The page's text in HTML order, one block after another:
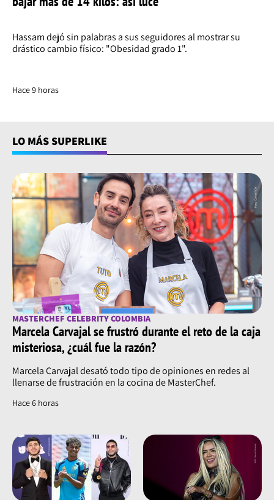
Hassam dejó sin palabras a sus seguidores al mostrar su
drástico cambio físico: "Obesidad grado 1".
Hace 9 horas
LO MÁS SUPERLIKE
MASTERCHEF CELEBRITY COLOMBIA
Marcela Carvajal se frustró durante el reto de la caja
misteriosa, ¿cuál fue la razón?
Marcela Carvajal desató todo tipo de opiniones en redes al
llenarse de frustración en la cocina de MasterChef.
Hace 6 horas